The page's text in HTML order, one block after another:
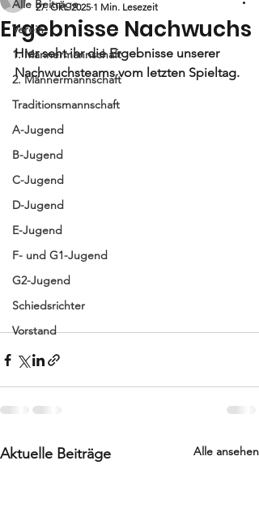
Alle Beiträge
Verein
1. Männermannschaft
2. Männermannschaft
Traditionsmannschaft
A-Jugend
B-Jugend
C-Jugend
D-Jugend
E-Jugend
F- und G1-Jugend
G2-Jugend
Schiedsrichter
Vorstand
Ergebnisse Nachwuchs
27. Okt. 2025 1 Min. Lesezeit
Hier seht ihr die Ergebnisse unserer
Nachwuchsteams vom letzten Spieltag.
Aktuelle Beiträge Alle ansehen